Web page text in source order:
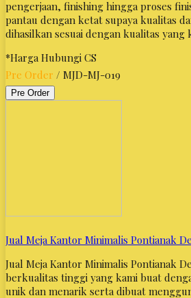
pengerjaan, finishing hingga proses
pantau dengan ketat supaya kualitas
dihasilkan sesuai dengan kualitas yang
*Harga Hubungi CS
Pre Order / MJD-MJ-019
Pre Order
Jual Meja Kantor Minimalis Pontianak
Jual Meja Kantor Minimalis Pontianak
berkualitas tinggi yang kami buat
unik dan menarik serta dibuat